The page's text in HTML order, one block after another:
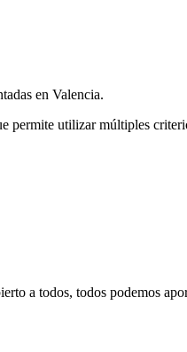
en Valencia.
permite utilizar múltiples
a todos, todos podemos